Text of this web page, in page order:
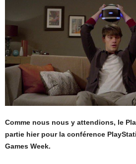
Comme nous nous y attendions, le
partie hier pour la conférence
Games Week.